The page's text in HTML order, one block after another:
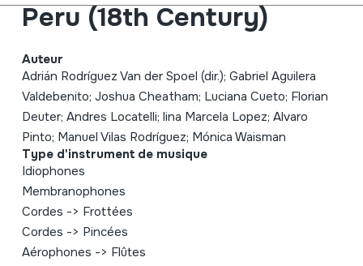
Peru (18th Century)
Auteur
Adrián Rodríguez Van der Spoel (dir.); Gabriel Aguilera
Valdebenito; Joshua Cheatham; Luciana Cueto; Florian
Deuter; Andres Locatelli; lina Marcela Lopez; Alvaro
Pinto; Manuel Vilas Rodríguez; Mónica Waisman
Type d'instrument de musique
Idiophones
Membranophones
Cordes -> Frottées
Cordes -> Pincées
Aérophones -> Flûtes